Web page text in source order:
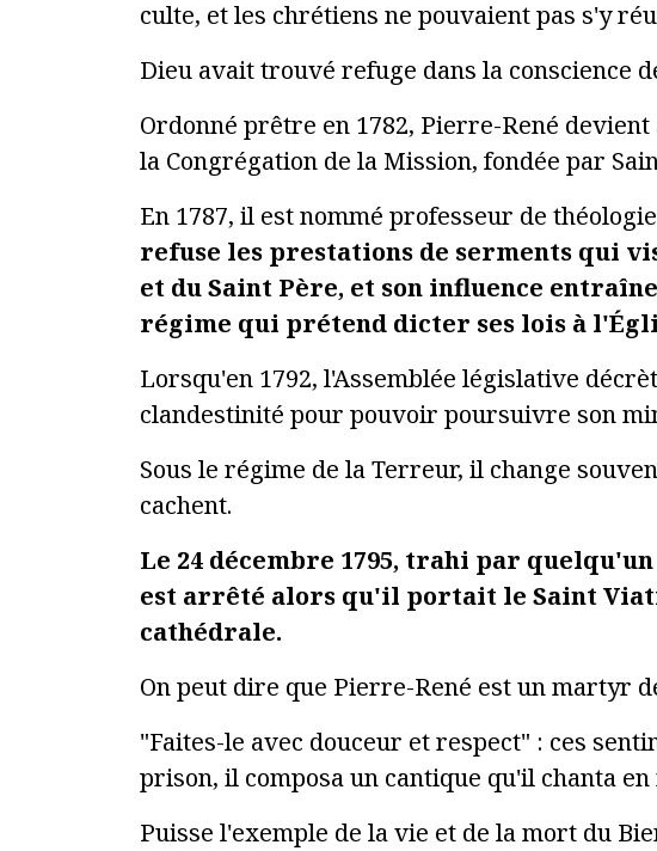
culte, et les chrétiens ne pouvaient pas s'y
Dieu avait trouvé refuge dans la conscience
Ordonné prêtre en 1782, Pierre-René
la Congrégation de la Mission, fondée par
En 1787, il est nommé professeur de
refuse les prestations de serments qui
et du Saint Père, et son influence
régime qui prétend dicter ses lois à
Lorsqu'en 1792, l'Assemblée législative
clandestinité pour pouvoir poursuivre son
Sous le régime de la Terreur, il change
cachent.
Le 24 décembre 1795, trahi par
est arrêté alors qu'il portait le Saint
cathédrale.
On peut dire que Pierre-René est un martyr
"Faites-le avec douceur et respect" : ces
prison, il composa un cantique qu'il chanta
Puisse l'exemple de la vie et de la mort du